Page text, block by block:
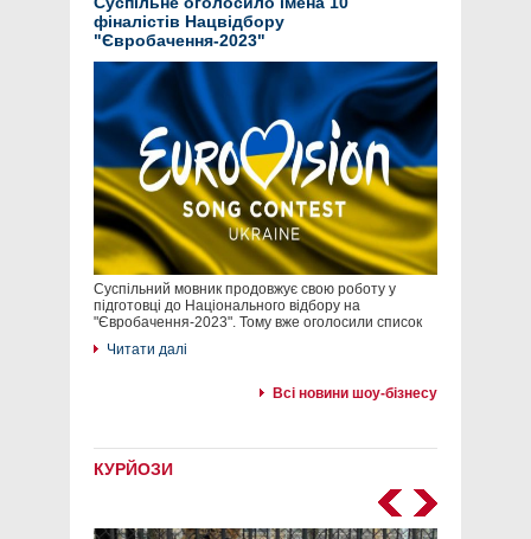
фіналістів Нацвідбору
"Євробачення-2023"
Суспільний мовник продовжує свою роботу у
підготовці до Національного відбору на
"Євробачення-2023". Тому вже оголосили список
Читати далі
Всі новини шоу-бізнесу
КУРЙОЗИ